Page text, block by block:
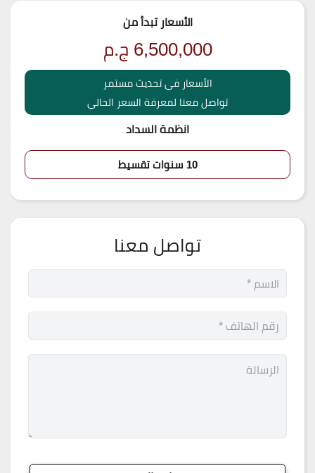
الأسعار تبدأ من
6,500,000ج.م
الأسعار في تحديث مستمر
تواصل معنا لمعرفة السعر الحالي
انظمة السداد
10 سنوات تقسيط
تواصل معنا